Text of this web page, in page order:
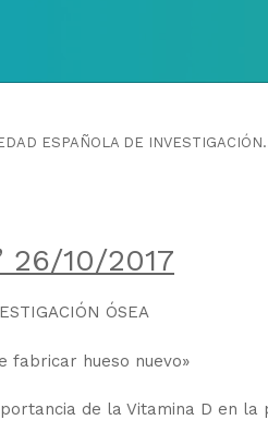
ESPAÑOLA DE
26/10/2017
ÓSEA
fabricar hueso nuevo»
de la Vitamina D en la